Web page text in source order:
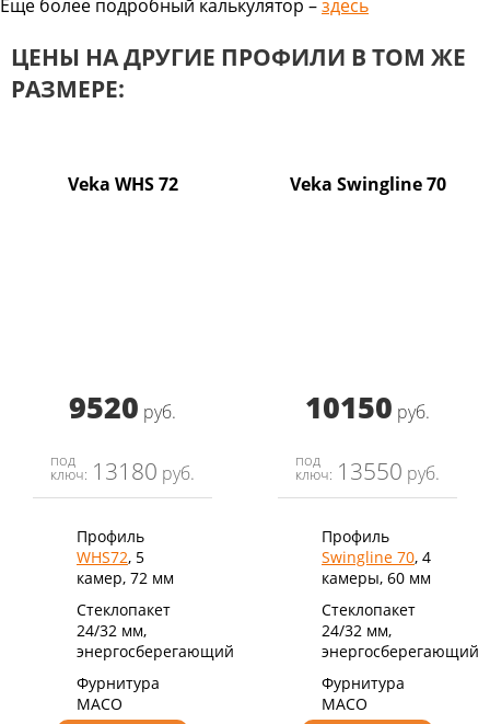
Еще более подробный калькулятор –здесь
ЦЕНЫ НА ДРУГИЕ ПРОФИЛИ В ТОМ ЖЕ
РАЗМЕРЕ:
Veka WHS 72
9520 руб.
под
ключ: 13180 руб.
Профиль
WHS72, 5
камер, 72 мм
Стеклопакет
24/32 мм,
энергосберегающий
Фурнитура
MACO
Veka Swingline 70
10150 руб.
под
ключ: 13550 руб.
Профиль
Swingline 70, 4
камеры, 60 мм
Стеклопакет
24/32 мм,
энергосберегающий
Фурнитура
MACO